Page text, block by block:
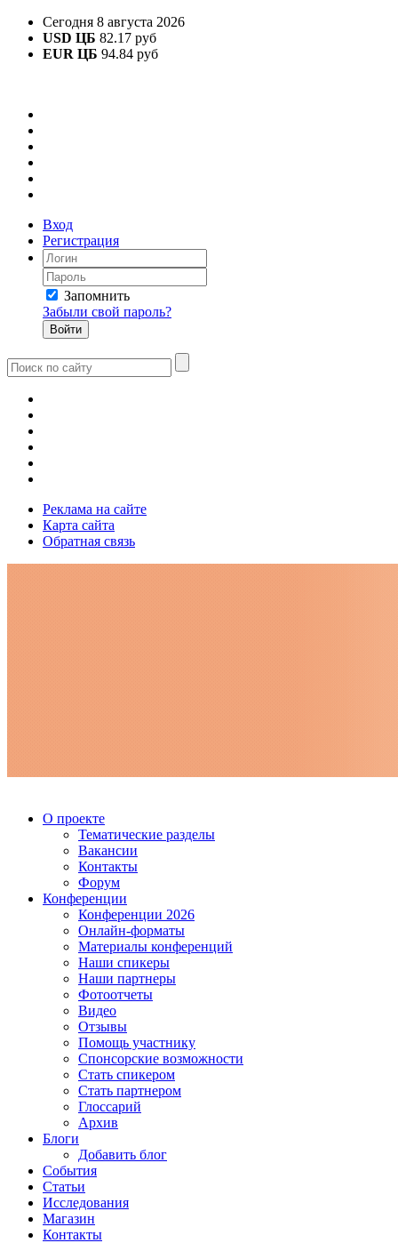
Сегодня 8 августа 2026
USD ЦБ 82.17 руб
EUR ЦБ 94.84 руб
Вход
Регистрация
Запомнить
Забыли свой пароль?
Реклама на сайте
Карта сайта
Обратная связь
О проекте
Тематические разделы
Вакансии
Контакты
Форум
Конференции
Конференции 2026
Онлайн-форматы
Материалы конференций
Наши спикеры
Наши партнеры
Фотоотчеты
Видео
Отзывы
Помощь участнику
Спонсорские возможности
Стать спикером
Стать партнером
Глоссарий
Архив
Блоги
Добавить блог
События
Статьи
Исследования
Магазин
Контакты